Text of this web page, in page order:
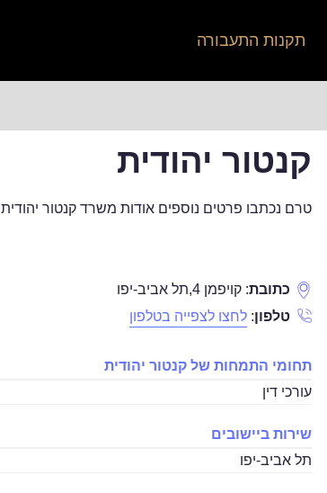
תקנות התעבורה
קנטור יהודית
טרם נכתבו פרטים נוספים אודות משרד קנטור יהודית
כתובת: קויפמן 4 ,תל אביב-יפו
טלפון: לחצו לצפייה בטלפון
תחומי התמחות של קנטור יהודית
עורכי דין
שירות ביישובים
תל אביב-יפו